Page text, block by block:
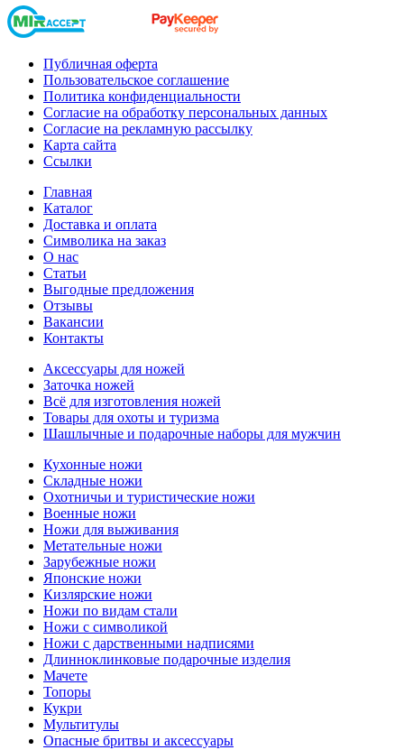
Публичная оферта
Пользовательское соглашение
Политика конфиденциальности
Согласие на обработку персональных данных
Согласие на рекламную рассылку
Карта сайта
Ссылки
Главная
Каталог
Доставка и оплата
Символика на заказ
О нас
Статьи
Выгодные предложения
Отзывы
Вакансии
Контакты
Аксессуары для ножей
Заточка ножей
Всё для изготовления ножей
Товары для охоты и туризма
Шашлычные и подарочные наборы для мужчин
Кухонные ножи
Складные ножи
Охотничьи и туристические ножи
Военные ножи
Ножи для выживания
Метательные ножи
Зарубежные ножи
Японские ножи
Кизлярские ножи
Ножи по видам стали
Ножи с символикой
Ножи с дарственными надписями
Длинноклинковые подарочные изделия
Мачете
Топоры
Кукри
Мультитулы
Опасные бритвы и аксессуары